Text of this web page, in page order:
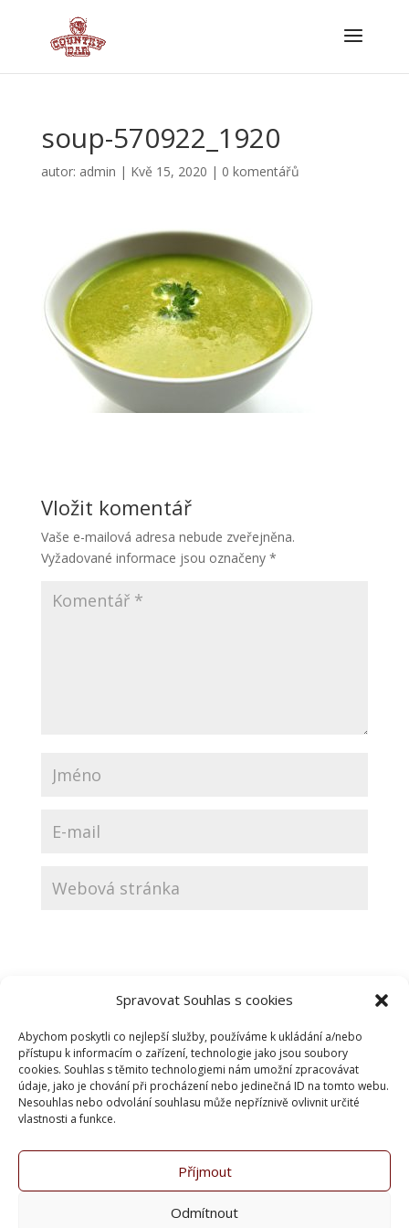
Spravovat Souhlas s cookies
Abychom poskytli co nejlepší služby, používáme k ukládání a/nebo
přístupu k informacím o zařízení, technologie jako jsou soubory
cookies. Souhlas s těmito technologiemi nám umožní zpracovávat
údaje, jako je chování při procházení nebo jedinečná ID na tomto webu.
Nesouhlas nebo odvolání souhlasu může nepříznivě ovlivnit určité
vlastnosti a funkce.
Příjmout
Odmítnout
soup-570922_1920
autor: admin | Kvě 15, 2020 | 0 komentářů
Vložit komentář
Vaše e-mailová adresa nebude zveřejněna.
Vyžadované informace jsou označeny *
Nejnovější příspěvky
Čtvrtek 28.1.
Nejnovější komentáře